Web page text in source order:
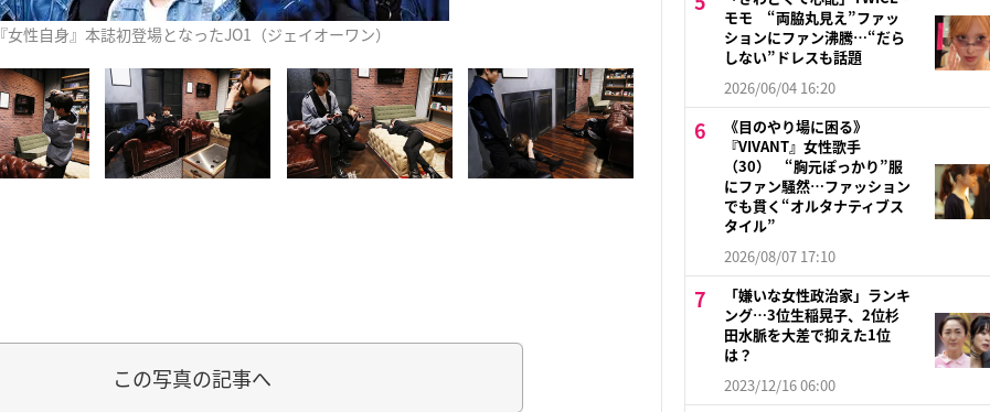
『女性自身』本誌初登場となったJO1（ジェイオーワン）
この写真の記事へ
モモ “両脇丸見え”ファッ
ションにファン沸騰…“だら
しない”ドレスも話題
2026/06/04 16:20
《目のやり場に困る》
『VIVANT』女性歌手
（30） “胸元ぽっかり”服
にファン騒然…ファッション
でも貫く“オルタナティブス
タイル”
2026/08/07 17:10
「嫌いな女性政治家」ランキ
ング…3位生稲晃子、2位杉
田水脈を大差で抑えた1位
は？
2023/12/16 06:00